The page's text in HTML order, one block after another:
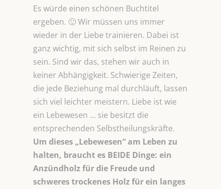
Es würde einen schönen Buchtitel
ergeben. 🙂 Wir müssen uns immer
wieder in der Liebe trainieren. Dabei ist
ganz wichtig, mit sich selbst im Reinen zu
sein. Sind wir das, stehen wir auch in
keiner Abhängigkeit. Schwierige Zeiten,
die jede Beziehung mal durchläuft, lassen
sich viel leichter meistern. Liebe ist wie
ein Lebewesen … sie besitzt die
entsprechenden Selbstheilungskräfte.
Um dieses „Lebewesen“ am Leben zu
halten, braucht es BEIDE Dinge: ein
Anzündholz für die Freude und
schweres trockenes Holz für ein langes